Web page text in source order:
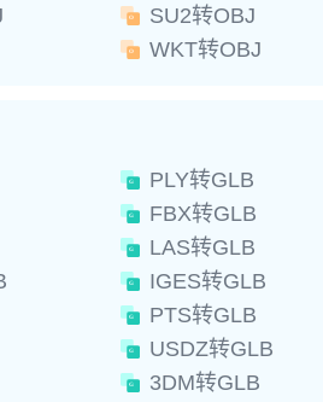
SU2转OBJ
WKT转OBJ
PLY转GLB
FBX转GLB
LAS转GLB
IGES转GLB
PTS转GLB
USDZ转GLB
3DM转GLB